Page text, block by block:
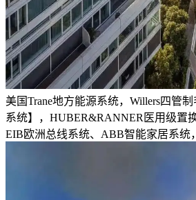
美国Trane地方能源系统，Willers四管
系统】，HUBER&RANNER医用级置
EIB欧洲总线系统、ABB智能家居系统